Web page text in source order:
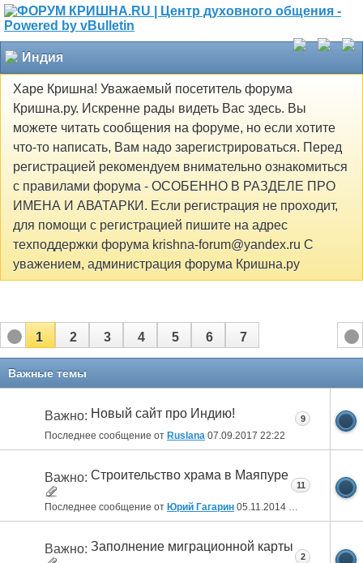
Индия
Харе Кришна! Уважаемый посетитель форума
Кришна.ру. Искренне рады видеть Вас здесь. Вы
можете читать сообщения на форуме, но если хотите
что-то написать, Вам надо зарегистрироваться. Перед
регистрацией рекомендуем внимательно ознакомиться
с правилами форума - ОСОБЕННО В РАЗДЕЛЕ ПРО
ИМЕНА И АВАТАРКИ. Если регистрация не проходит,
для помощи с регистрацией пишите на адрес
техподдержки форума krishna-forum@yandex.ru С
уважением, администрация форума Кришна.ру
1 2 3 4 5 6 7
Важные темы
Важно: Новый сайт про Индию!
Последнее сообщение от Ruslana 07.09.2017 22:22
9
Важно: Строительство храма в Маяпуре
Последнее сообщение от Юрий Гагарин 05.11.2014 05:21
11
Важно: Заполнение миграционной карты
2